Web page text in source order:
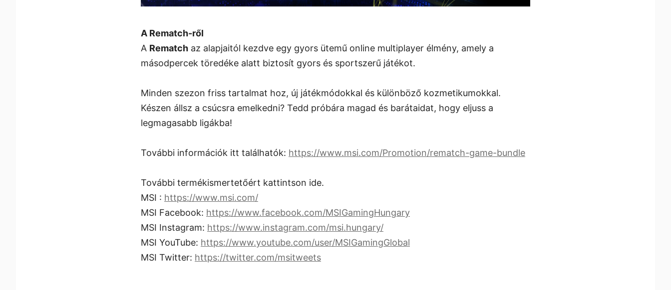
A Rematch-ről
A Rematch az alapjaitól kezdve egy gyors ütemű online multiplayer élmény, amely a
másodpercek töredéke alatt biztosít gyors és sportszerű játékot.
Minden szezon friss tartalmat hoz, új játékmódokkal és különböző kozmetikumokkal.
Készen állsz a csúcsra emelkedni? Tedd próbára magad és barátaidat, hogy eljuss a
legmagasabb ligákba!
További információk itt találhatók: https://www.msi.com/Promotion/rematch-game-bundle
További termékismertetőért kattintson ide.
MSI : https://www.msi.com/
MSI Facebook: https://www.facebook.com/MSIGamingHungary
MSI Instagram: https://www.instagram.com/msi.hungary/
MSI YouTube: https://www.youtube.com/user/MSIGamingGlobal
MSI Twitter: https://twitter.com/msitweets